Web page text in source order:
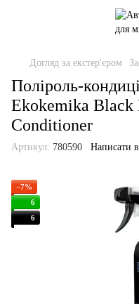
Догляд за екстер'єром
Поліроль-
Ekokemika Black
Conditioner
Артикул: 780590 Написати
−7%
6
6